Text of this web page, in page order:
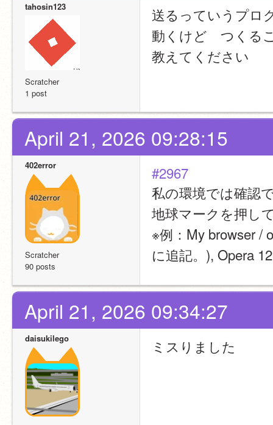
tahosin123
Scratcher
1 post
送るっていうプロ
動くけど　つくる
教えてください
April 21, 2026 09:28:15
402error
Scratcher
90 posts
#2967
私の環境では確認
地球マークを押し
※例：My browser /
に追記。), Opera
April 21, 2026 09:34:27
daisukilego ミスりました